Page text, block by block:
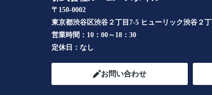
〒150-0002
東京都渋谷区渋谷２丁目7-5 ヒューリック渋谷２
営業時間： 10：00～18：30
定休日： なし
お問い合わせ